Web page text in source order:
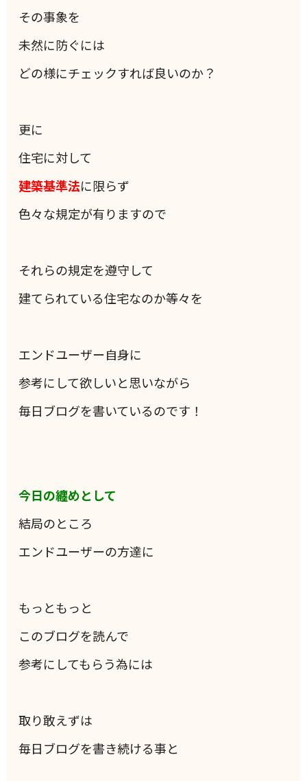
その事象を
未然に防ぐには
どの様にチェックすれば良いのか？
更に
住宅に対して
建築基準法に限らず
色々な規定が有りますので
それらの規定を遵守して
建てられている住宅なのか等々を
エンドユーザー自身に
参考にして欲しいと思いながら
毎日ブログを書いているのです！
今日の纏めとして
結局のところ
エンドユーザーの方達に
もっともっと
このブログを読んで
参考にしてもらう為には
取り敢えずは
毎日ブログを書き続ける事と